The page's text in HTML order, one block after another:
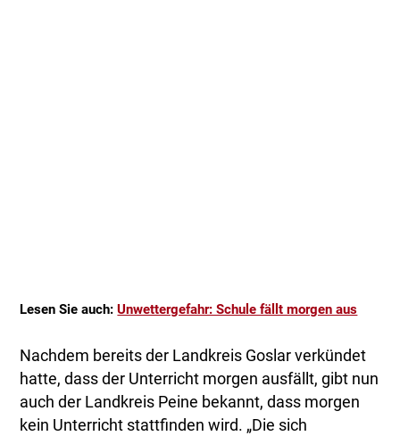
Lesen Sie auch:Unwettergefahr: Schule fällt morgen aus
Nachdem bereits der Landkreis Goslar verkündet
hatte, dass der Unterricht morgen ausfällt, gibt nun
auch der Landkreis Peine bekannt, dass morgen
kein Unterricht stattfinden wird. „Die sich